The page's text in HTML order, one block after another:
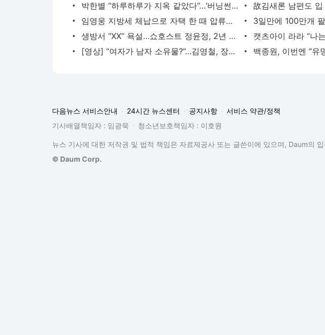
박한별 “하루하루가 지옥 같았다”…‘버닝썬 연루’ 남편 논란에 “정말 죄송한 일”
임영웅 지방세 체납으로 자택 한 때 압류됐다 해제 ‘굴욕’
생방서 “XX” 욕설…쇼호스트 정윤정, 2년 만에 복귀
[영상] “여자가 남자 소유물?”…김영철, 장영란 가슴에 ‘나쁜 손’ 해놓고 “남편에 죄송”
다음뉴스 서비스안내 24시간 뉴스센터 공지사항
서비스 약관/정책
기사배열책임자 : 임광욱
청소년보호책임자 : 이호원
뉴스 기사에 대한 저작권 및 법적 책임은 자료제공사 또는 글쓴이에 있으며, Daum의
© Daum Corp.